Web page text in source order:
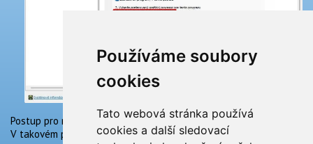
Používáme soubory
cookies
Tato webová stránka používá
cookies a další sledovací
Postup pro nastavení u jiných typů grafických karet se může lišit.
V takovém případě se poraďte s vaším dodavatelem počítače.